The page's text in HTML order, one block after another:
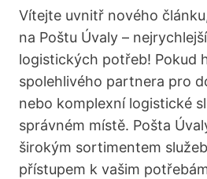
Vítejte uvnitř nového
na Poštu Úvaly –
logistických potřeb! Pokud
spolehlivého partnera pro
nebo komplexní logistické
správném místě. Pošta
širokým sortimentem
přístupem k vašim